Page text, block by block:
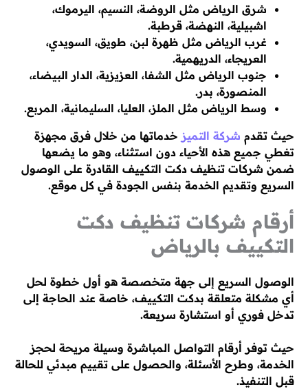
شرق الرياض مثل الروضة، النسيم، اليرموك،
اشبيلية، النهضة، قرطبة.
غرب الرياض مثل ظهرة لبن، طويق، السويدي،
العريجاء، الدريهمية.
جنوب الرياض مثل الشفا، العزيزية، الدار البيضاء،
المنصورة، بدر.
وسط الرياض مثل الملز، العليا، السليمانية، المربع.
حيث تقدم شركة التميز خدماتها من خلال فرق مجهزة
تغطي جميع هذه الأحياء دون استثناء، وهو ما يضعها
ضمن شركات تنظيف دكت التكييف القادرة على الوصول
السريع وتقديم الخدمة بنفس الجودة في كل موقع.
أرقام شركات تنظيف دكت
التكييف بالرياض
الوصول السريع إلى جهة متخصصة هو أول خطوة لحل
أي مشكلة متعلقة بدكت التكييف، خاصة عند الحاجة إلى
تدخل فوري أو استشارة سريعة.
حيث توفر أرقام التواصل المباشرة وسيلة مريحة لحجز
الخدمة، وطرح الأسئلة، والحصول على تقييم مبدئي للحالة
قبل التنفيذ.